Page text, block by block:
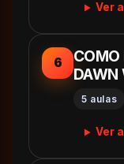
Ver
6
COMO
DAWN
5 aulas
Ver